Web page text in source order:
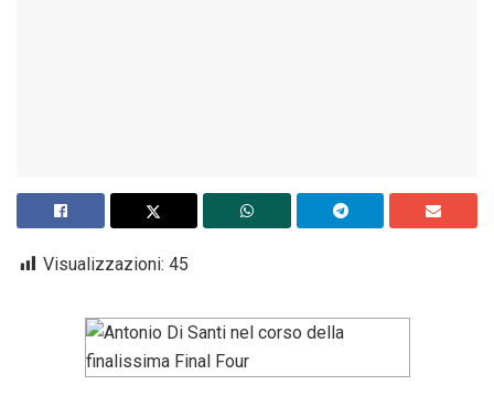
Visualizzazioni: 45